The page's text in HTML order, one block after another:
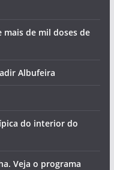
mais de mil doses de
Albufeira
do interior do
Veja o programa